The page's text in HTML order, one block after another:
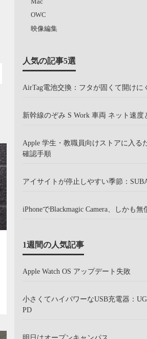
OWC
映像編集
人気の記事5選
AirTag電池交換：フタが固くて開けに
新幹線のぞみ S Work 車両 ネット速度
Apple 学生・教職員向けストアに入る
確認手順
アイサイトが停止しやすい季節：
iPhoneでBlackmagic Camera、しかも無
1週間の人気記事
Apple Watch OS アップデート失敗
小さくてハイパワーなUSB充電器：
PD